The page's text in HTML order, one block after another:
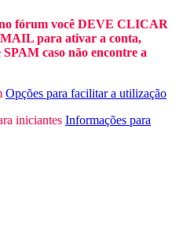
fórum você DEVE CLICAR
para ativar a conta,
caso não encontre a
Opções para facilitar a utilização
iniciantes Informações para